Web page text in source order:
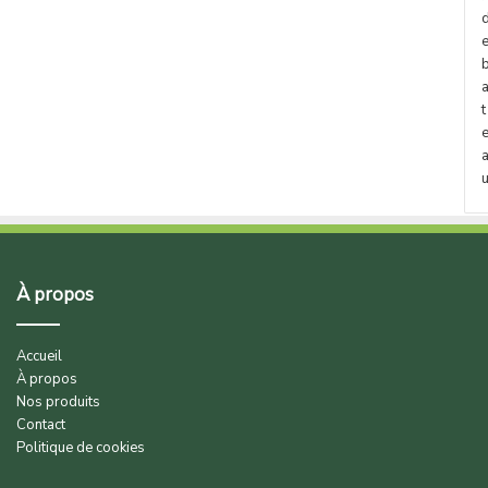
e
a
t
e
a
u
À propos
Accueil
À propos
Nos produits
Contact
Politique de cookies